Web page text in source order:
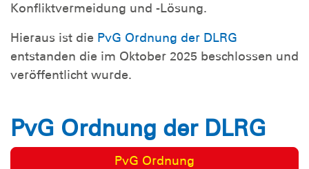
Konfliktvermeidung und -Lösung.
Hieraus ist die PvG Ordnung der DLRG
entstanden die im Oktober 2025 beschlossen und
veröffentlicht wurde.
PvG Ordnung der DLRG
PvG Ordnung